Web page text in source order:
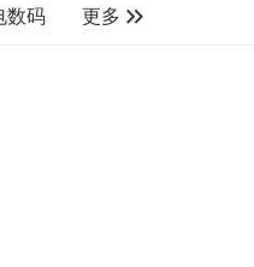
🇨🇦加拿大
数码
更多